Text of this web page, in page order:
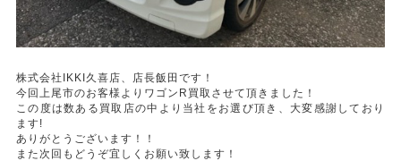
株式会社IKKI久喜店、店長飯田です！
今回上尾市のお客様よりワゴンR買取させて頂きました！
この度は数ある買取店の中より当社をお選び頂き、大変感謝しており
ます!
ありがとうございます！！
また次回もどうぞ宜しくお願い致します！